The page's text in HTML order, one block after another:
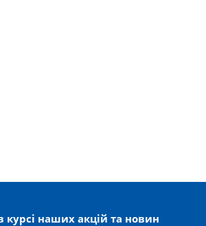
курсі наших акцій та новин